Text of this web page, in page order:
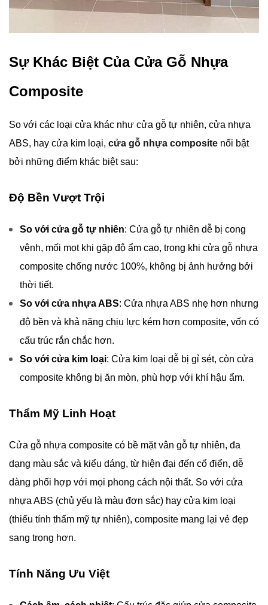
Sự Khác Biệt Của Cửa Gỗ Nhựa
Composite
So với các loại cửa khác như cửa gỗ tự nhiên, cửa nhựa
ABS, hay cửa kim loại, cửa gỗ nhựa composite nổi bật
bởi những điểm khác biệt sau:
Độ Bền Vượt Trội
So với cửa gỗ tự nhiên: Cửa gỗ tự nhiên dễ bị cong
vênh, mối mọt khi gặp độ ẩm cao, trong khi cửa gỗ nhựa
composite chống nước 100%, không bị ảnh hưởng bởi
thời tiết.
So với cửa nhựa ABS: Cửa nhựa ABS nhẹ hơn nhưng
độ bền và khả năng chịu lực kém hơn composite, vốn có
cấu trúc rắn chắc hơn.
So với cửa kim loại: Cửa kim loại dễ bị gỉ sét, còn cửa
composite không bị ăn mòn, phù hợp với khí hậu ẩm.
Thẩm Mỹ Linh Hoạt
Cửa gỗ nhựa composite có bề mặt vân gỗ tự nhiên, đa
dạng màu sắc và kiểu dáng, từ hiện đại đến cổ điển, dễ
dàng phối hợp với mọi phong cách nội thất. So với cửa
nhựa ABS (chủ yếu là màu đơn sắc) hay cửa kim loại
(thiếu tính thẩm mỹ tự nhiên), composite mang lại vẻ đẹp
sang trọng hơn.
Tính Năng Ưu Việt